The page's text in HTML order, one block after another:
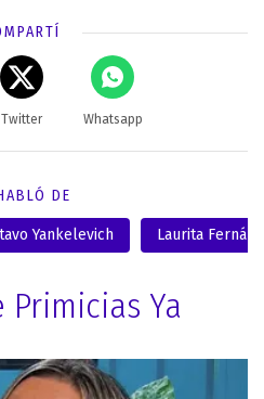
Twitter Whatsapp
DE
Yankelevich Laurita
Primicias Ya